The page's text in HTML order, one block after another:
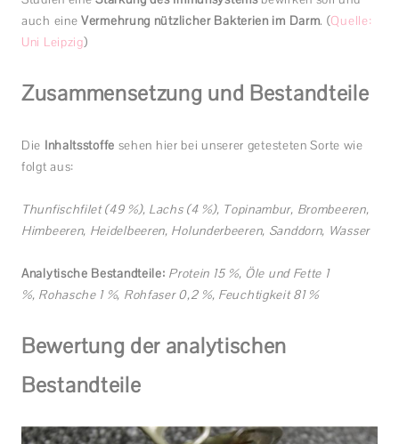
auch eine Vermehrung nützlicher Bakterien im Darm. (Quelle:
Uni Leipzig)
Zusammensetzung und Bestandteile
Die Inhaltsstoffe sehen hier bei unserer getesteten Sorte wie
folgt aus:
Thunfischfilet (49 %), Lachs (4 %), Topinambur, Brombeeren,
Himbeeren, Heidelbeeren, Holunderbeeren, Sanddorn, Wasser
Analytische Bestandteile: Protein 15 %, Öle und Fette 1
%, Rohasche 1 %, Rohfaser 0,2 %, Feuchtigkeit 81 %
Bewertung der analytischen
Bestandteile